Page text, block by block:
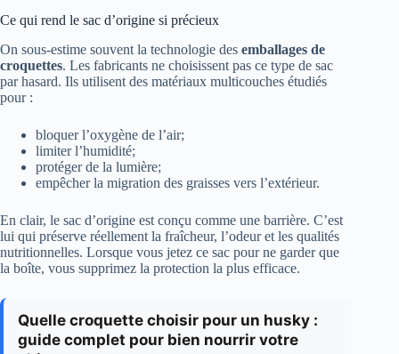
Ce qui rend le sac d’origine si précieux
On sous-estime souvent la technologie des emballages de
croquettes. Les fabricants ne choisissent pas ce type de sac
par hasard. Ils utilisent des matériaux multicouches étudiés
pour :
bloquer l’oxygène de l’air;
limiter l’humidité;
protéger de la lumière;
empêcher la migration des graisses vers l’extérieur.
En clair, le sac d’origine est conçu comme une barrière. C’est
lui qui préserve réellement la fraîcheur, l’odeur et les qualités
nutritionnelles. Lorsque vous jetez ce sac pour ne garder que
la boîte, vous supprimez la protection la plus efficace.
Quelle croquette choisir pour un husky :
guide complet pour bien nourrir votre